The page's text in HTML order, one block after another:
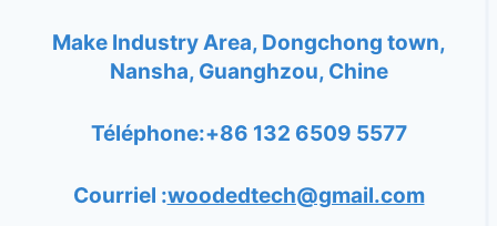
Make Industry Area, Dongchong town,
Nansha, Guanghzou, Chine
Téléphone:+86 132 6509 5577
Courriel :woodedtech@gmail.com